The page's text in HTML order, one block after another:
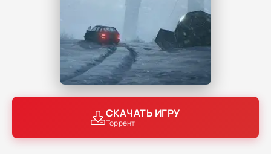
СКАЧАТЬ ИГРУ
Торрент